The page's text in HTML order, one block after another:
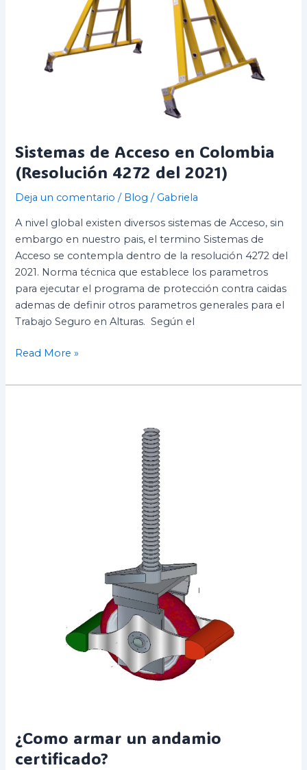
Sistemas de Acceso en Colombia
(Resolución 4272 del 2021)
Deja un comentario / Blog / Gabriela
A nivel global existen diversos sistemas de Acceso, sin
embargo en nuestro pais, el termino Sistemas de
Acceso se contempla dentro de la resolución 4272 del
2021. Norma técnica que establece los parametros
para ejecutar el programa de protección contra caidas
ademas de definir otros parametros generales para el
Trabajo Seguro en Alturas. Según el
Read More »
¿Como armar un andamio
certificado?